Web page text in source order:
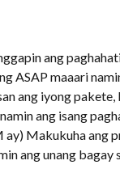
ang
ASAP maaari
ang iyong
ang isang
Makukuha ang
ang unang